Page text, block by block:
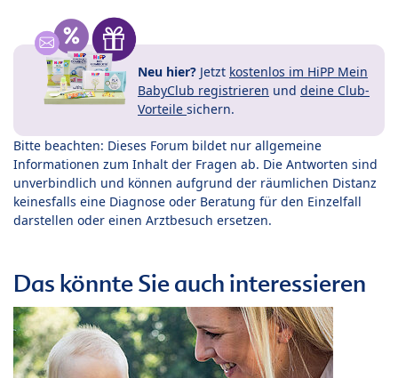
Neu hier? Jetzt kostenlos im HiPP Mein
BabyClub registrieren und deine Club-
Vorteile sichern.
Bitte beachten: Dieses Forum bildet nur allgemeine
Informationen zum Inhalt der Fragen ab. Die Antworten sind
unverbindlich und können aufgrund der räumlichen Distanz
keinesfalls eine Diagnose oder Beratung für den Einzelfall
darstellen oder einen Arztbesuch ersetzen.
Das könnte Sie auch interessieren